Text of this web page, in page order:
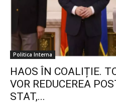
Politica Interna
HAOS ÎN COALIȚIE.
VOR REDUCEREA
STAT,...